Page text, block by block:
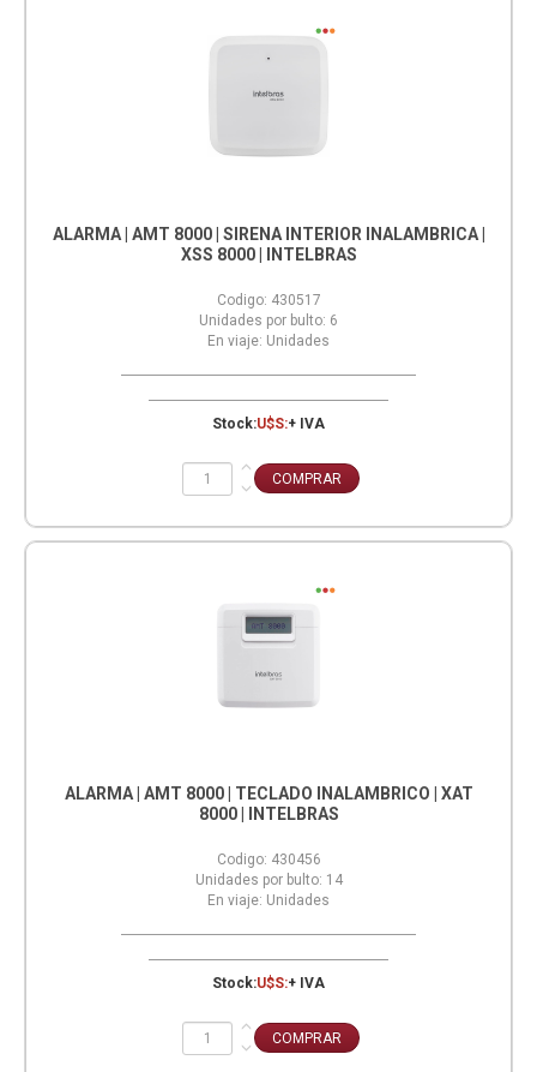
ALARMA | AMT 8000 | SIRENA INTERIOR INALAMBRICA |
XSS 8000 | INTELBRAS
Codigo: 430517
Unidades por bulto: 6
En viaje: Unidades
Stock:U$S:+ IVA
ALARMA | AMT 8000 | TECLADO INALAMBRICO | XAT
8000 | INTELBRAS
Codigo: 430456
Unidades por bulto: 14
En viaje: Unidades
Stock:U$S:+ IVA